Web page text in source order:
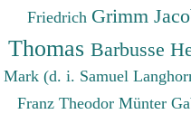
Friedrich Grimm
Thomas Barbusse
Mark (d. i. Samuel
Franz Theodor Münter